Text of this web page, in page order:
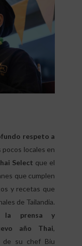
respeto a
pocos locales en
Select que el
que cumplen
y recetas que
de Tailandia.
la prensa y
año Thai,
de su chef Biu